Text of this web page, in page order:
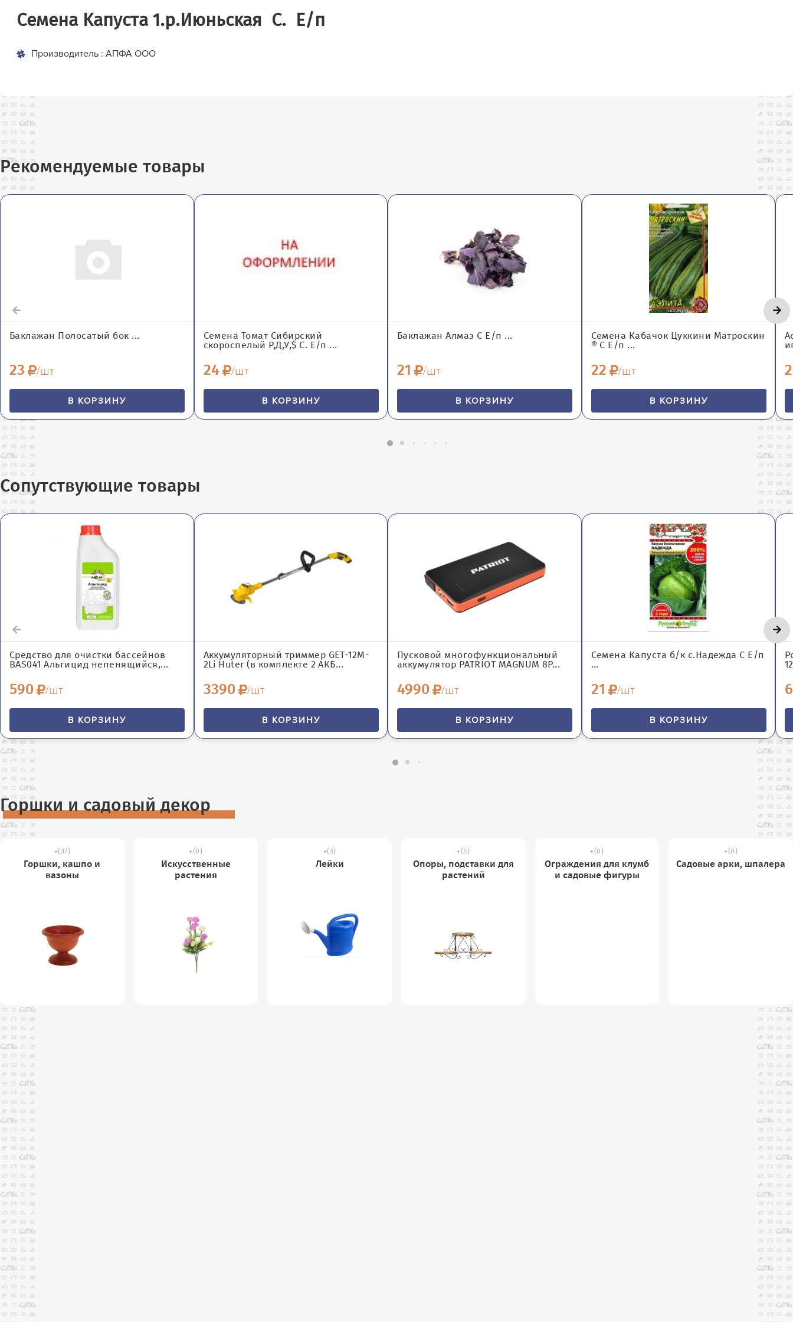
Семена Капуста 1.р.Июньская С. Е/п
Производитель : АПФА ООО
Рекомендуемые товары
Баклажан Полосатый бок ...
23 /шт
В КОРЗИНУ
Семена Томат Сибирский
скороспелый Р,Д,У,$ С. Е/п ...
24 /шт
В КОРЗИНУ
Баклажан Алмаз С Е/п ...
21 /шт
В КОРЗИНУ
Семена Кабачок Цуккини Матроскин
® С Е/п ...
22 /шт
В КОРЗИНУ
Сопутствующие товары
Средство для очистки бассейнов
BAS041 Альгицид непенящийся,...
590 /шт
В КОРЗИНУ
Аккумуляторный триммер GET-12M-
2Li Huter (в комплекте 2 АКБ...
3390 /шт
В КОРЗИНУ
Пусковой многофункциональный
аккумулятор PATRIOT MAGNUM 8P...
4990 /шт
В КОРЗИНУ
Семена Капуста б/к с.Надежда С Е/п
...
21 /шт
В КОРЗИНУ
Горшки и садовый декор
(37)
Горшки, кашпо и
вазоны
(0)
Искусственные
растения
(3)
Лейки
(5)
Опоры, подставки для
растений
(0)
Ограждения для клумб
и садовые фигуры
(0)
Садовые арки, шпалера